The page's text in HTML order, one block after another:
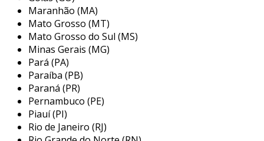
principais aplicações dos pisos táteis
os pisos táteis são utilizados em uma variedade
de locais, sempre com o objetivo de facilitar a
mobilidade de pessoas com deficiência. entre os
principais ambientes onde são aplicados,
podemos destacar:
estabelecimentos comerciais:
shoppings, mercados e lojas utilizam
Maranhão (MA)
Mato Grosso (MT)
Mato Grosso do Sul (MS)
Minas Gerais (MG)
Pará (PA)
Paraíba (PB)
Paraná (PR)
Pernambuco (PE)
Piauí (PI)
Rio de Janeiro (RJ)